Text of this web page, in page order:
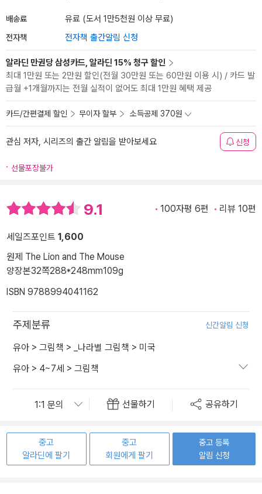
배송료 유료 (도서 1만5천원 이상 무료)
전자책 전자책 출간알림 신청
알라딘 만권당 삼성카드, 알라딘 15% 청구 할인
최대 1만원 또는 2만원 할인(전월 30만원 또는 60만원 이용 시) / 카드 발
급월 +1개월까지는 전월 실적이 없어도 최대 1만원 혜택 제공
카드/간편결제 할인 무이자 할부 소득공제 370원
관심 저자, 시리즈의 출간 알림을 받아보세요 신청
선물포장불가
9.1 100자평 6편 리뷰 10편
세일즈포인트 1,600
원제 The Lion and The Mouse
양장본32쪽288*248mm109g
ISBN 9788994041162
주제분류 신간알림 신청
유아 > 그림책 > _나라별 그림책 > 미국
유아 > 4~7세 > 그림책
선물하기 공유하기
중고
알라딘에 팔기
중고
회원에게 팔기
중고 등록
알림 신청